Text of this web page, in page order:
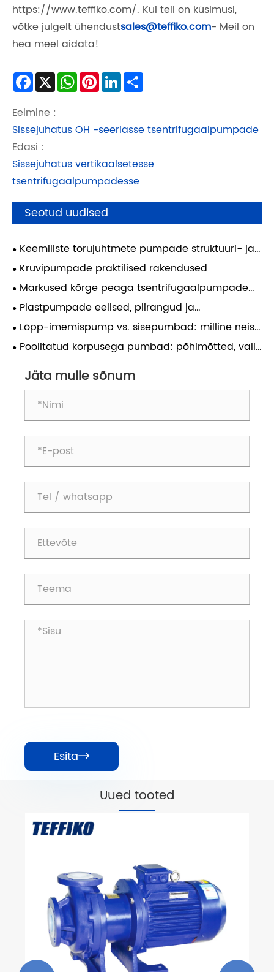
https://www.teffiko.com/. Kui teil on küsimusi,
võtke julgelt ühendustsales@teffiko.com- Meil ​​on
hea meel aidata!
Facebook
X WhatsApp
Pinterest
LinkedIn
Eelmine :
Sissejuhatus OH -seeriasse tsentrifugaalpumpade
Edasi :
Sissejuhatus vertikaalsetesse
tsentrifugaalpumpadesse
Seotud uudised
Keemiliste torujuhtmete pumpade struktuuri- ja
toimivusanalüüs
Kruvipumpade praktilised rakendused
Märkused kõrge peaga tsentrifugaalpumpade
kasutamise kohta madala peaga
veepumpamiseks
Plastpumpade eelised, piirangud ja
kasutusstsenaariumid tööstuslikes rakendustes
Lõpp-imemispump vs. sisepumbad: milline neist
sobib teile?
Poolitatud korpusega pumbad: põhimõtted, valik
Jäta mulle sõnum
Esita
Uued tooted